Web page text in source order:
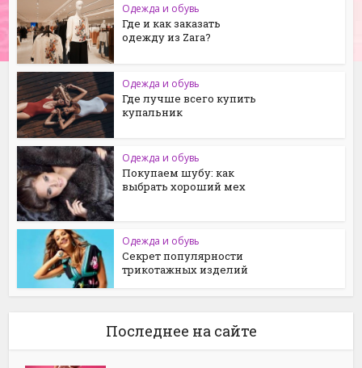
Одежда и обувь
Где и как заказать
одежду из Zara?
Одежда и обувь
Где лучше всего купить
купальник
Одежда и обувь
Покупаем шубу: как
выбрать хороший мех
Одежда и обувь
Секрет популярности
трикотажных изделий
Последнее на сайте